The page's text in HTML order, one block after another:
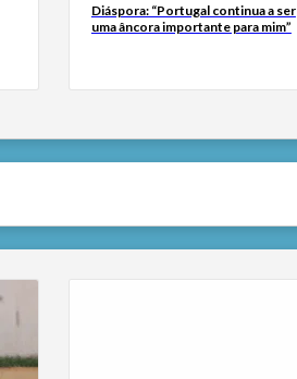
Diáspora: “Portugal continua a ser
uma âncora importante para mim”